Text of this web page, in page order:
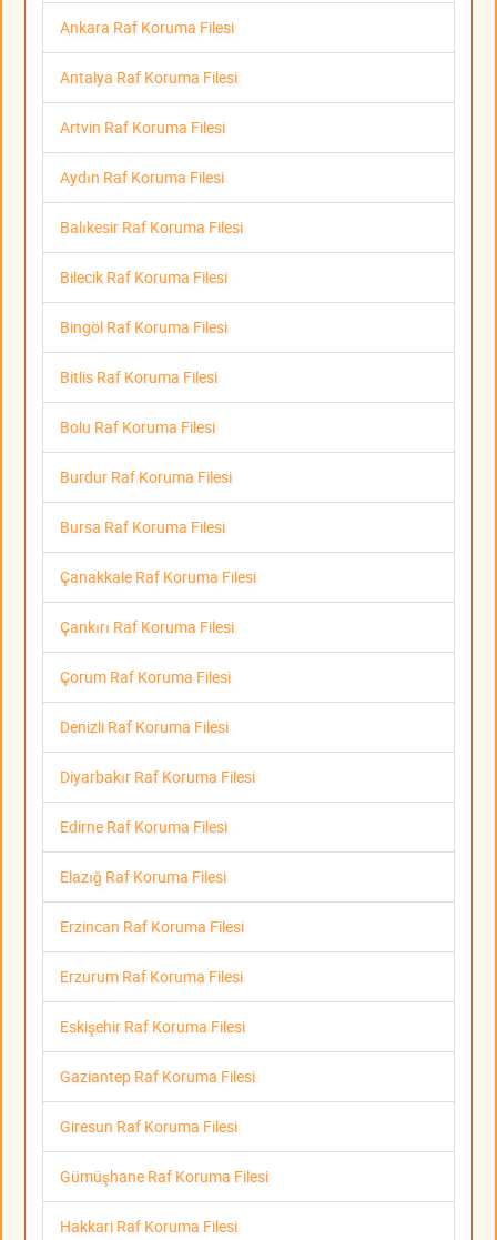
Ankara Raf Koruma Filesi
Antalya Raf Koruma Filesi
Artvin Raf Koruma Filesi
Aydın Raf Koruma Filesi
Balıkesir Raf Koruma Filesi
Bilecik Raf Koruma Filesi
Bingöl Raf Koruma Filesi
Bitlis Raf Koruma Filesi
Bolu Raf Koruma Filesi
Burdur Raf Koruma Filesi
Bursa Raf Koruma Filesi
Çanakkale Raf Koruma Filesi
Çankırı Raf Koruma Filesi
Çorum Raf Koruma Filesi
Denizli Raf Koruma Filesi
Diyarbakır Raf Koruma Filesi
Edirne Raf Koruma Filesi
Elazığ Raf Koruma Filesi
Erzincan Raf Koruma Filesi
Erzurum Raf Koruma Filesi
Eskişehir Raf Koruma Filesi
Gaziantep Raf Koruma Filesi
Giresun Raf Koruma Filesi
Gümüşhane Raf Koruma Filesi
Hakkari Raf Koruma Filesi